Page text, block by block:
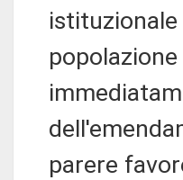
parere